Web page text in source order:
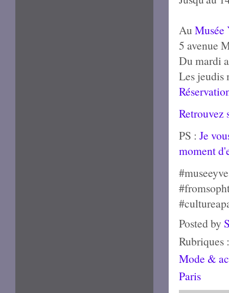
Au Musée
5 avenue
Du mardi
Les jeudis
Retrouvez
PS : Je
moment
Posted by
Rubriques
Mode &
Paris